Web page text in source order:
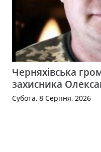
Черняхівська
захисника
Субота, 8 Серпня, 2026